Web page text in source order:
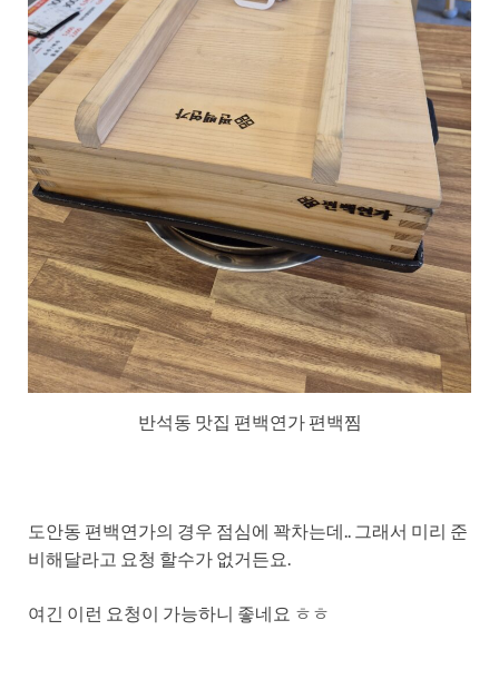
반석동 맛집 편백연가 편백찜
도안동 편백연가의 경우 점심에 꽉차는데.. 그래서 미리 준
비해달라고 요청 할수가 없거든요.
여긴 이런 요청이 가능하니 좋네요 ㅎㅎ